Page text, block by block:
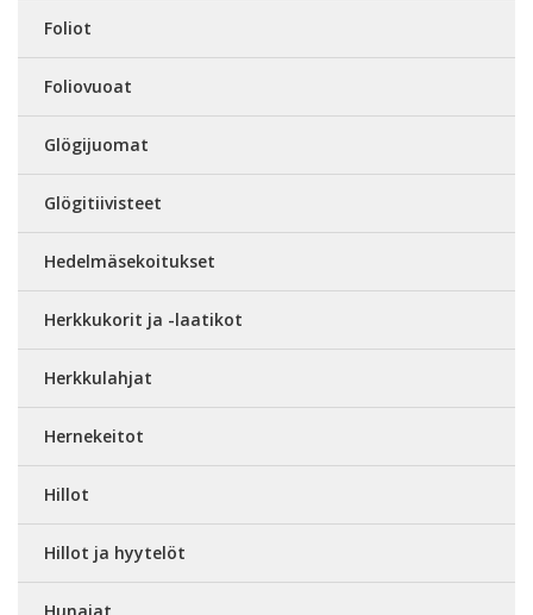
Foliot
Foliovuoat
Glögijuomat
Glögitiivisteet
Hedelmäsekoitukset
Herkkukorit ja -laatikot
Herkkulahjat
Hernekeitot
Hillot
Hillot ja hyytelöt